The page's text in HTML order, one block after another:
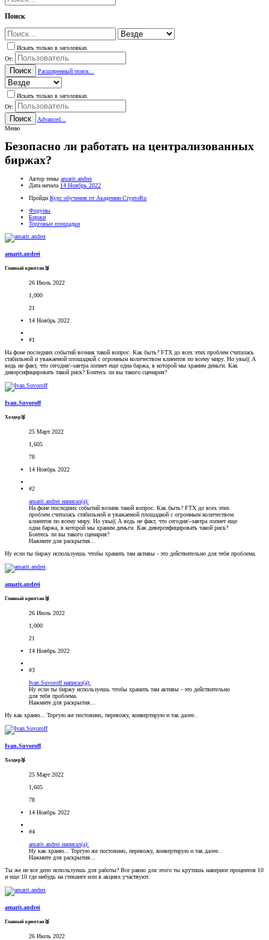
Поиск
Искать только в заголовках
От:
Поиск Расширенный поиск...
Искать только в заголовках
От:
Поиск
Advanced...
Меню
Безопасно ли работать на централизованных
биржах?
Автор темы amarit.andrei
Дата начала 14 Ноябрь 2022
Пройди Курс обучения от Академии CryptoRu
Форумы
Биржи
Торговые площадки
amarit.andrei
Главный криптан🥈
26 Июль 2022
1,000
21
14 Ноябрь 2022
#1
На фоне последних событий возник такой вопрос. Как быть? FTX до всех этих проблем считалась
стабильной и уважаемой площадкой с огромным количеством клиентов по всему миру. Но увы(( А
ведь не факт, что сегодня\-завтра лопнет еще одна баржа, в которой мы храним деньги. Как
диверсифицировать такой риск? Боитесь ли вы такого сценария?
Ivan.Suvoroff
Холдер🥉
25 Март 2022
1,605
78
14 Ноябрь 2022
#2
amarit.andrei написал(а):
На фоне последних событий возник такой вопрос. Как быть? FTX до всех этих
проблем считалась стабильной и уважаемой площадкой с огромным количеством
клиентов по всему миру. Но увы(( А ведь не факт, что сегодня\-завтра лопнет еще
одна баржа, в которой мы храним деньги. Как диверсифицировать такой риск?
Боитесь ли вы такого сценария?
Нажмите для раскрытия...
Ну если ты биржу используешь чтобы хранить там активы - это действительно для тебя проблема.
amarit.andrei
Главный криптан🥈
26 Июль 2022
1,000
21
14 Ноябрь 2022
#3
Ivan.Suvoroff написал(а):
Ну если ты биржу используешь чтобы хранить там активы - это действительно
для тебя проблема.
Нажмите для раскрытия...
Ну как храню... Торгую же постоянно, перевожу, конвертирую и так далее..
Ivan.Suvoroff
Холдер🥉
25 Март 2022
1,605
78
14 Ноябрь 2022
#4
amarit.andrei написал(а):
Ну как храню... Торгую же постоянно, перевожу, конвертирую и так далее..
Нажмите для раскрытия...
Ты же не все депо используешь для работы? Все равно для этого ты крутишь наверное процентов 10
и еще 10 где нибудь на стекинге или в акциях участвуют.
amarit.andrei
Главный криптан🥈
26 Июль 2022